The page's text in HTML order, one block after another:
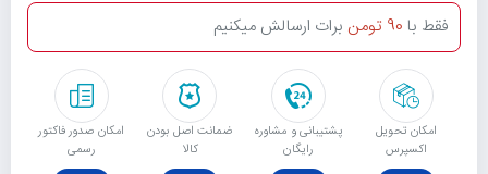
امکان تحویل
اکسپرس
پشتیبانی و مشاوره
رایگان
ﺿﻤﺎﻧﺖ اﺻﻞ ﺑﻮدن
ﮐﺎﻟﺎ
امکان صدور فاکتور
رسمی
فقط با 90 تومن برات ارسالش میکنیم